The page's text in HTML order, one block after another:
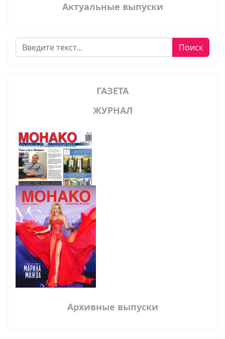
Актуальные выпуски
Поиск Поиск
ГАЗЕТА
ЖУРНАЛ
Архивные выпуски